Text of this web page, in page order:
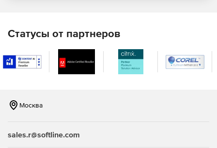
Получения данных о пользователях в «офлайн»
системы).
Получения данных о степени соответствия
Статусы от партнеров
Москва
sales.r@softline.com